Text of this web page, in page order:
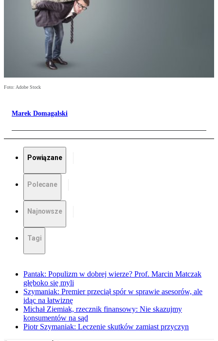
Foto: Adobe Stock
Marek Domagalski
Powiązane
Polecane
Najnowsze
Tagi
Pantak: Populizm w dobrej wierze? Prof. Marcin Matczak
głęboko się myli
Szymaniak: Premier przeciął spór w sprawie asesorów, ale
idąc na łatwiznę
Michał Ziemiak, rzecznik finansowy: Nie skazujmy
konsumentów na sąd
Piotr Szymaniak: Leczenie skutków zamiast przyczyn